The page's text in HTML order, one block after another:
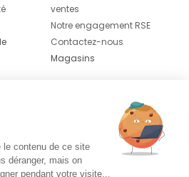
ventes
Notre engagement RSE
Contactez-nous
Magasins
& le
le contenu de ce site
déranger, mais on
pendant votre visite...